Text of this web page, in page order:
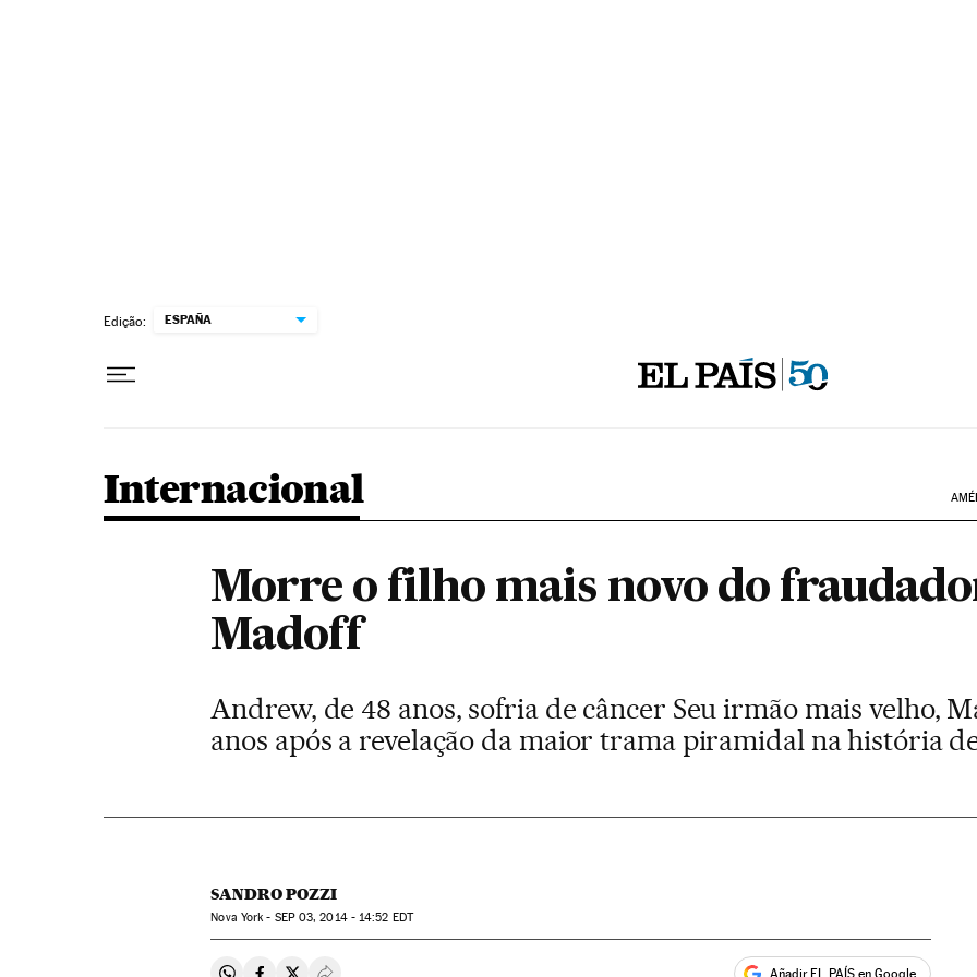
Edição: ESPAÑA
Internacional
Morre o filho mais novo do
Madoff
Andrew, de 48 anos, sofria de câncer Seu irmão mais velho,
anos após a revelação da maior trama piramidal na história
SANDRO POZZI
Nova York - SEP03, 2014 - 14:52 EDT
Añadir EL PAÍS en Google